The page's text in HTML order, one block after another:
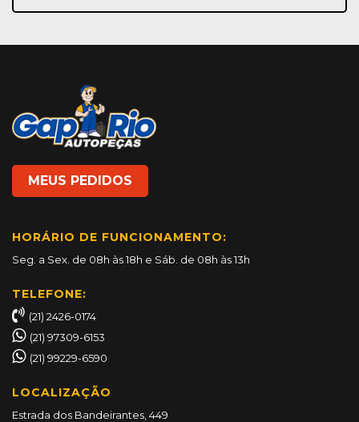
na
Newsletter:
MEUS PEDIDOS
HORÁRIO DE FUNCIONAMENTO:
Seg. a Sex. de 08h às 18h e Sáb. de 08h às 13h
TELEFONE:
(21) 2426-0174
(21) 97309-6153
(21) 99229-6590
LOCALIZAÇÃO
Estrada dos Bandeirantes, 449